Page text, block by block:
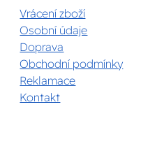
Vrácení zboží
Osobní údaje
Doprava
Obchodní podmínky
Reklamace
Kontakt